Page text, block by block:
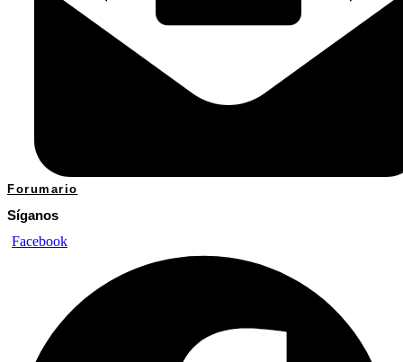
Forumario
Síganos
Facebook